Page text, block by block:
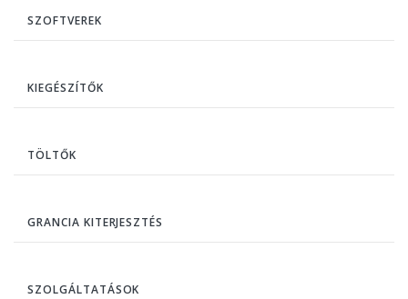
SZOFTVEREK
KIEGÉSZÍTŐK
TÖLTŐK
GRANCIA KITERJESZTÉS
SZOLGÁLTATÁSOK